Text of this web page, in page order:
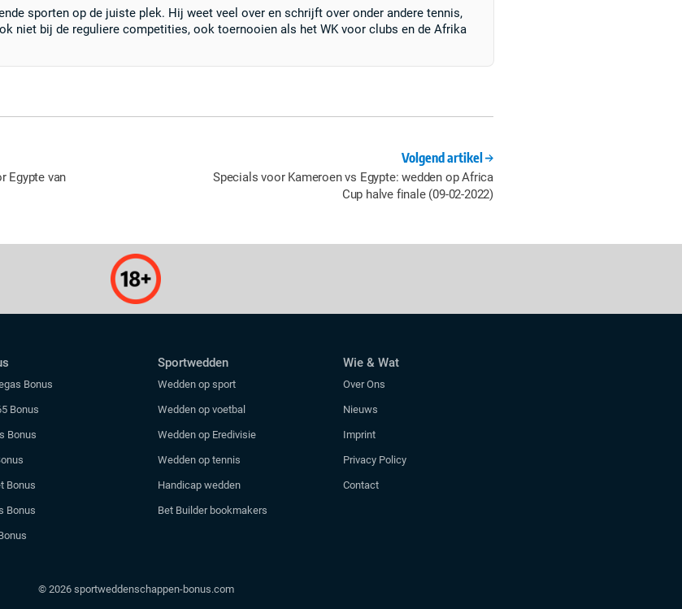
sporten op de juiste plek. Hij weet veel over en schrijft over onder andere tennis,
niet bij de reguliere competities, ook toernooien als het WK voor clubs en de Afrika
Volgend artikel
Specials voor Kameroen vs Egypte: wedden op Africa
Cup halve finale (09-02-2022)
Egypte van
Bonus
Bonus
Bonus
Bonus
Bonus
Sportwedden
Wedden op sport
Wedden op voetbal
Wedden op Eredivisie
Wedden op tennis
Handicap wedden
Bet Builder bookmakers
Wie & Wat
Over Ons
Nieuws
Imprint
Privacy Policy
Contact
© 2026 sportweddenschappen-bonus.com